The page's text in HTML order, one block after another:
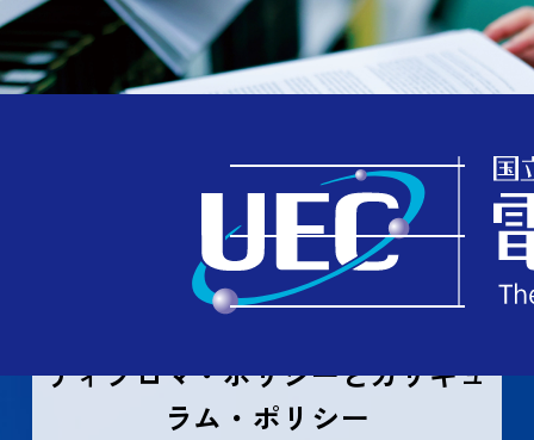
Ⅰ類（情報系）のディプロマ・ポリシーとカリキュラム・ポリシー
ディプロマ・ポリシーとカリキュ
ラム・ポリシー